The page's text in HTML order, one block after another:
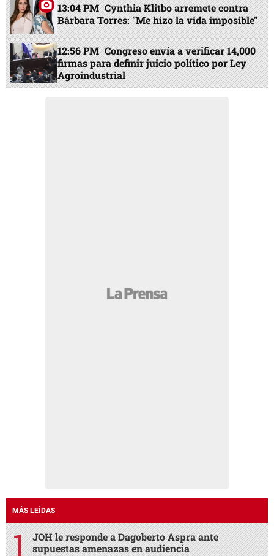
13:04 PM Cynthia Klitbo arremete contra
Bárbara Torres: "Me hizo la vida imposible"
12:56 PM Congreso envía a verificar 14,000
firmas para definir juicio político por Ley
Agroindustrial
MÁS LEÍDAS
JOH le responde a Dagoberto Aspra ante
supuestas amenazas en audiencia